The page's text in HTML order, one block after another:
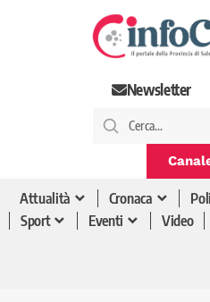
Newsletter
Attualità Cronaca
Sport
Eventi Video